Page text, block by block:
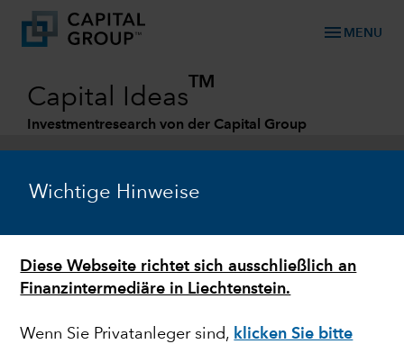
Wichtige Hinweise
Diese Webseite richtet sich ausschließlich an
Finanzintermediäre in Liechtenstein.
Wenn Sie Privatanleger sind, klicken Sie bitte
menu MENU
Capital Ideas
TM
Investmentresearch von der Capital Group